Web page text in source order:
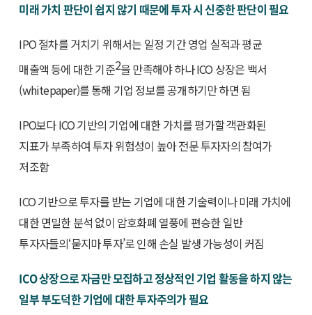
미래 가치 판단이 쉽지 않기 때문에 투자 시 신중한 판단이 필요
IPO 절차를 거치기 위해서는 일정 기간 영업 실적과 평균
매출액 등에 대한 기준2을 만족해야 하나 ICO 상장은 백서
(whitepaper)를 통해 기업 정보를 공개하기만 하면 됨
IPO보다 ICO 기반의 기업에 대한 가치를 평가할 객관화된
지표가 부족하여 투자 위험성이 높아 전문 투자자의 참여가
저조함
ICO 기반으로 투자를 받는 기업에 대한 기술력이나 미래 가치에
대한 면밀한 분석 없이 암호화폐 열풍에 편승한 일반
투자자들의‘묻지마 투자’로 인해 손실 발생 가능성이 커짐
ICO 상장으로 자금만 모집하고 정상적인 기업 활동을 하지 않는
일부 부도덕한 기업에 대한 투자주의가 필요